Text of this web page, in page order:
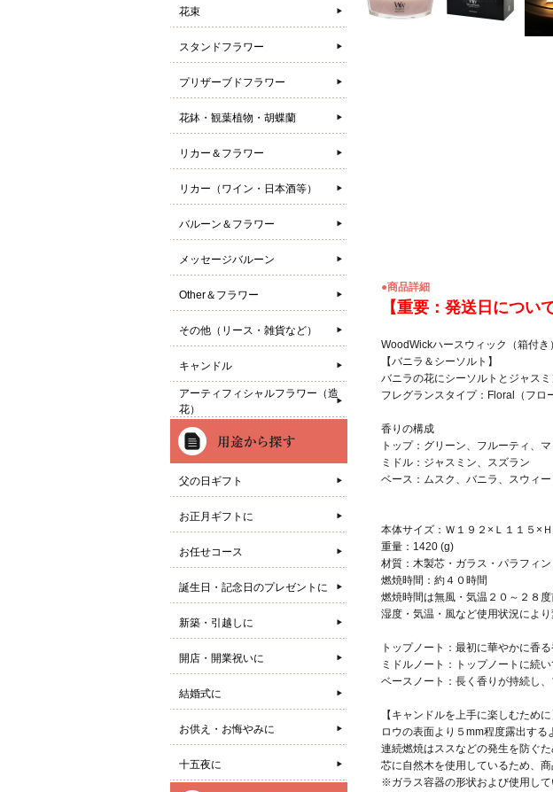
●商品詳細
【重要：発送日につい
WoodWickハースウィック（箱付き）
【バニラ＆シーソルト】
バニラの花にシーソルトとジャス
フレグランスタイプ：Floral（フロ
香りの構成
トップ：グリーン、フルーティ、
ミドル：ジャスミン、スズラン
ベース：ムスク、バニラ、スウィ
本体サイズ：Ｗ１９２×Ｌ１１５×
重量：1420 (g)
材質：木製芯・ガラス・パラフィ
燃焼時間：約４０時間
燃焼時間は無風・気温２０～２８
湿度・気温・風など使用状況により
トップノート：最初に華やかに香
ミドルノート：トップノートに続
ベースノート：長く香りが持続し
【キャンドルを上手に楽しむために
ロウの表面より５mm程度露出する
連続燃焼はススなどの発生を防ぐ
芯に自然木を使用しているため、
※ガラス容器の形状および使用し
花束
スタンドフラワー
プリザーブドフラワー
花鉢・観葉植物・胡蝶蘭
リカー＆フラワー
リカー（ワイン・日本酒等）
バルーン＆フラワー
メッセージバルーン
Other＆フラワー
その他（リース・雑貨など）
キャンドル
アーティフィシャルフラワー（造
花）
父の日ギフト
お正月ギフトに
お任せコース
誕生日・記念日のプレゼントに
新築・引越しに
開店・開業祝いに
結婚式に
お供え・お悔やみに
十五夜に